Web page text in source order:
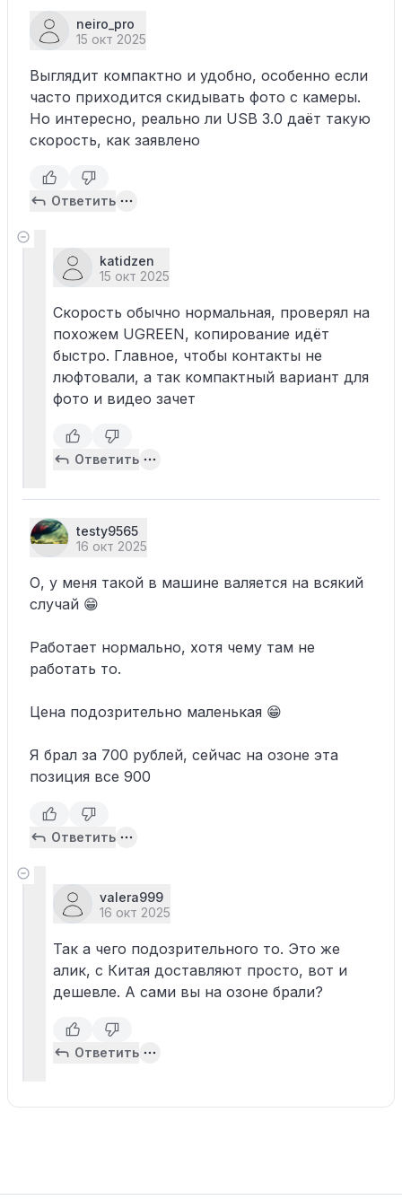
neiro_pro
15 окт 2025
Выглядит компактно и удобно, особенно если
часто приходится скидывать фото с камеры.
Но интересно, реально ли USB 3.0 даёт такую
скорость, как заявлено
Ответить
katidzen
15 окт 2025
Скорость обычно нормальная, проверял на
похожем UGREEN, копирование идёт
быстро. Главное, чтобы контакты не
люфтовали, а так компактный вариант для
фото и видео зачет
Ответить
testy9565
16 окт 2025
О, у меня такой в машине валяется на всякий
случай 😁
Работает нормально, хотя чему там не
работать то.
Цена подозрительно маленькая 😁
Я брал за 700 рублей, сейчас на озоне эта
позиция все 900
Ответить
valera999
16 окт 2025
Так а чего подозрительного то. Это же
алик, с Китая доставляют просто, вот и
дешевле. А сами вы на озоне брали?
Ответить